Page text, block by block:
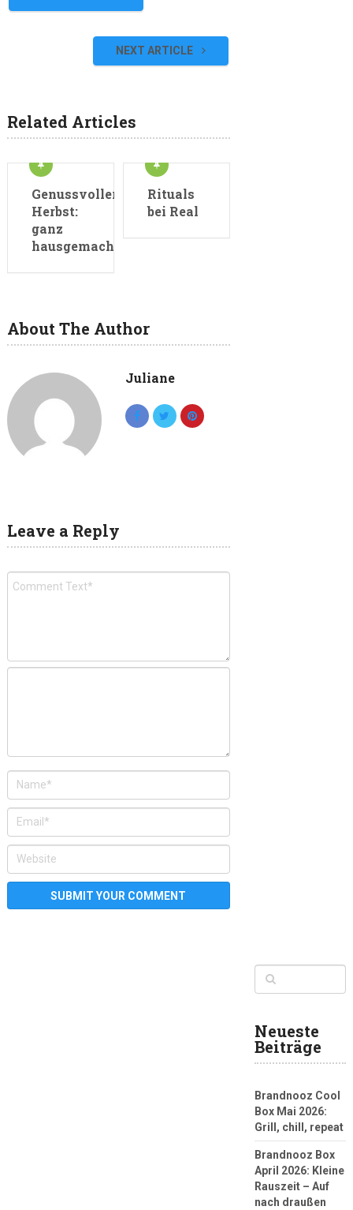
NEXT ARTICLE
Related Articles
Genussvoller
Herbst:
ganz
hausgemacht
Rituals
bei Real
About The Author
Juliane
Leave a Reply
Neueste
Beiträge
Brandnooz Cool
Box Mai 2026:
Grill, chill, repeat
Brandnooz Box
April 2026: Kleine
Rauszeit – Auf
nach draußen